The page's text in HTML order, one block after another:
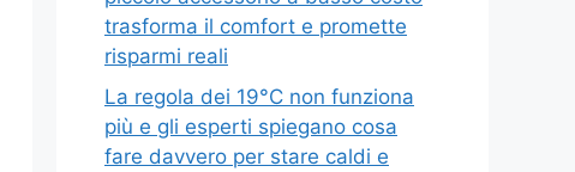
trasforma il comfort e promette
risparmi reali
La regola dei 19°C non funziona
più e gli esperti spiegano cosa
fare davvero per stare caldi e